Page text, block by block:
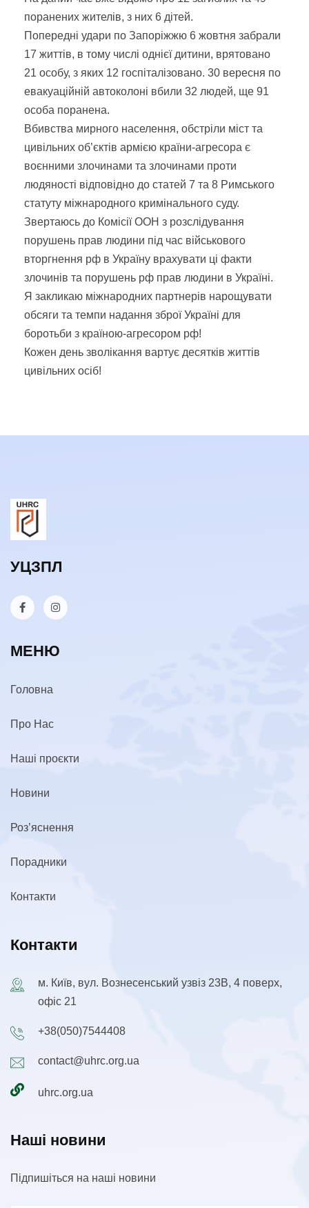
поранених жителів, з них 6 дітей.
Попередні удари по Запоріжжю 6 жовтня забрали
17 життів, в тому числі однієї дитини, врятовано
21 особу, з яких 12 госпіталізовано. 30 вересня по
евакуаційній автоколоні вбили 32 людей, ще 91
особа поранена.
Вбивства мирного населення, обстріли міст та
цивільних об’єктів армією країни-агресора є
воєнними злочинами та злочинами проти
людяності відповідно до статей 7 та 8 Римського
статуту міжнародного кримінального суду.
Звертаюсь до Комісії ООН з розслідування
порушень прав людини під час військового
вторгнення рф в Україну врахувати ці факти
злочинів та порушень рф прав людини в Україні.
Я закликаю міжнародних партнерів нарощувати
обсяги та темпи надання зброї Україні для
боротьби з країною-агресором рф!
Кожен день зволікання вартує десятків життів
цивільних осіб!
УЦЗПЛ
МЕНЮ
Головна
Про Нас
Наші проєкти
Новини
Роз’яснення
Порадники
Контакти
Контакти
м. Київ, вул. Вознесенський узвіз 23В, 4 поверх,
офіс 21
+38(050)7544408
contact@uhrc.org.ua
uhrc.org.ua
Наші новини
Підпишіться на наші новини